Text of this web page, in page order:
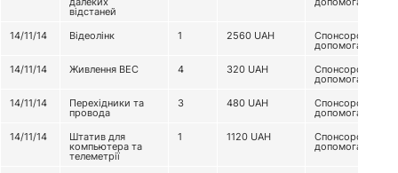
відстаней
14/11/14 Відеолінк 1 2560 UAH Спонсорська
допомога
14/11/14
Живлення ВЕС 4 320 UAH Спонсорська
допомога
14/11/14
Перехідники та
провода
3 480 UAH Спонсорська
допомога
14/11/14
Штатив для
компьютера та
телеметрії
1 1120 UAH Спонсорська
допомога